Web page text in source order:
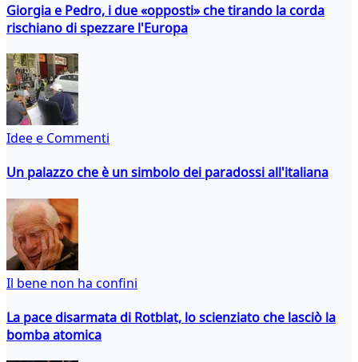
Giorgia e Pedro, i due «opposti» che tirando la corda
rischiano di spezzare l'Europa
Idee e Commenti
Un palazzo che è un simbolo dei paradossi all'italiana
Il bene non ha confini
La pace disarmata di Rotblat, lo scienziato che lasciò la
bomba atomica